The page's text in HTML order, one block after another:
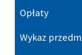
Opłaty
Wykaz